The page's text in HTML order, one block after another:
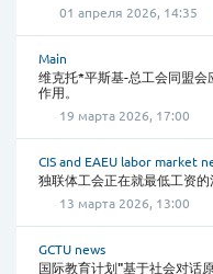
01 апреля 2026, 14:35
Main
维克托*平斯基-总工会同盟
作用。
19 марта 2026, 17:00
CIS and EAEU labor market
独联体工会正在就最低工资的
13 марта 2026, 13:00
GCTU news
国际教育计划"基于社会对话